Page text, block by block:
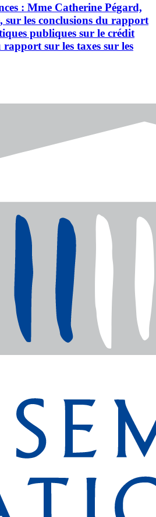
: Mme Catherine Pégard,
sur les conclusions du rapport
publiques sur le crédit
sur les taxes sur les